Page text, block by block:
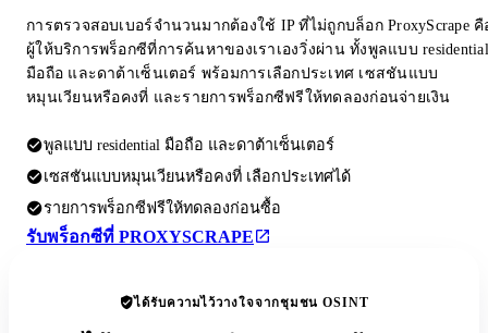
การตรวจสอบเบอร์จำนวนมากต้องใช้ IP ที่ไม่ถูกบล็อก ProxyScrape คื
ผู้ให้บริการพร็อกซีที่การค้นหาของเราเองวิ่งผ่าน ทั้งพูลแบบ residential
มือถือ และดาต้าเซ็นเตอร์ พร้อมการเลือกประเทศ เซสชันแบบ
หมุนเวียนหรือคงที่ และรายการพร็อกซีฟรีให้ทดลองก่อนจ่ายเงิน
พูลแบบ residential มือถือ และดาต้าเซ็นเตอร์
เซสชันแบบหมุนเวียนหรือคงที่ เลือกประเทศได้
รายการพร็อกซีฟรีให้ทดลองก่อนซื้อ
รับพร็อกซีที่ PROXYSCRAPE
ได้รับความไว้วางใจจากชุมชน OSINT